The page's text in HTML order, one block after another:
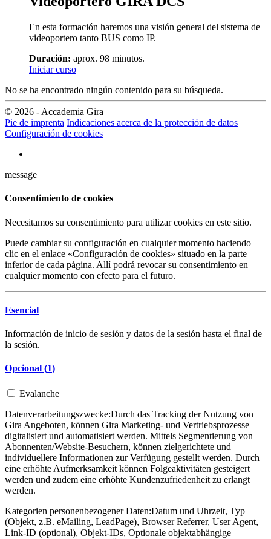
En esta formación haremos una visión general del sistema de
videoportero tanto BUS como IP.
Duración: aprox. 98 minutos.
Iniciar curso
No se ha encontrado ningún contenido para su búsqueda.
© 2026 - Accademia Gira
Pie de imprenta Indicaciones acerca de la protección de datos
Configuración de cookies
message
Consentimiento de cookies
Necesitamos su consentimiento para utilizar cookies en este sitio.
Puede cambiar su configuración en cualquier momento haciendo
clic en el enlace «Configuración de cookies» situado en la parte
inferior de cada página. Allí podrá revocar su consentimiento en
cualquier momento con efecto para el futuro.
Esencial
Información de inicio de sesión y datos de la sesión hasta el final de
la sesión.
Opcional (1)
Evalanche
Datenverarbeitungszwecke:Durch das Tracking der Nutzung von
Gira Angeboten, können Gira Marketing- und Vertriebsprozesse
digitalisiert und automatisiert werden. Mittels Segmentierung von
Abonnenten/Website-Besuchern, können zielgerichtete und
individuellere Informationen zur Verfügung gestellt werden. Durch
eine erhöhte Aufmerksamkeit können Folgeaktivitäten gesteigert
werden und zudem eine erhöhte Kundenzufriedenheit zu erlangt
werden.
Kategorien personenbezogener Daten:Datum und Uhrzeit, Typ
(Objekt, z.B. eMailing, LeadPage), Browser Referrer, User Agent,
Link-ID (optional), Objekt-IDs, Optionale objektabhängige